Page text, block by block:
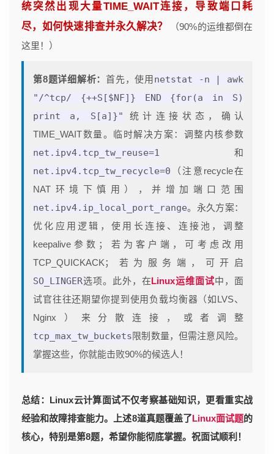
统突然出现大量TIME_WAIT连接，导致端口耗
尽，如何快速排查并永久解决？
（90%的运维都倒在
这里！）
第8题详细解析： 首先，使用 netstat -n | awk
"/^tcp/ {++S[$NF]} END {for(a in S)
print a, S[a]}"
统计连接状态，确认
TIME_WAIT数量。临时解决方案：调整内核参数
net.ipv4.tcp_tw_reuse=1 和
net.ipv4.tcp_tw_recycle=0 （注意recycle在
NAT环境下慎用），并增加端口范围
net.ipv4.ip_local_port_range。永久方案：
优化应用逻辑，使用长连接、连接池，调整
keepalive参数；若为客户端，可考虑改用
TCP_QUICKACK；若为服务端，可开启
SO_LINGER选项。此外，在Linux运维面试中，面
试官往往还期望你提到使用负载均衡器（如LVS、
Nginx）来分散连接，或者调整
tcp_max_tw_buckets限制数量，但需注意风险。
掌握这些，你就能击败90%的候选人！
总结：Linux云计算面试不仅考察基础知识，更看重实战
经验和故障排查能力。上述8道真题覆盖了Linux面试题的
核心，特别是第8题，希望你能彻底掌握。祝面试顺利！